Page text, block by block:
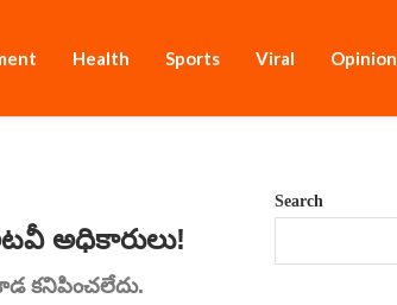
Health Sports Viral Opinion
అధికారులు!
కనిపించలేదు.
Search